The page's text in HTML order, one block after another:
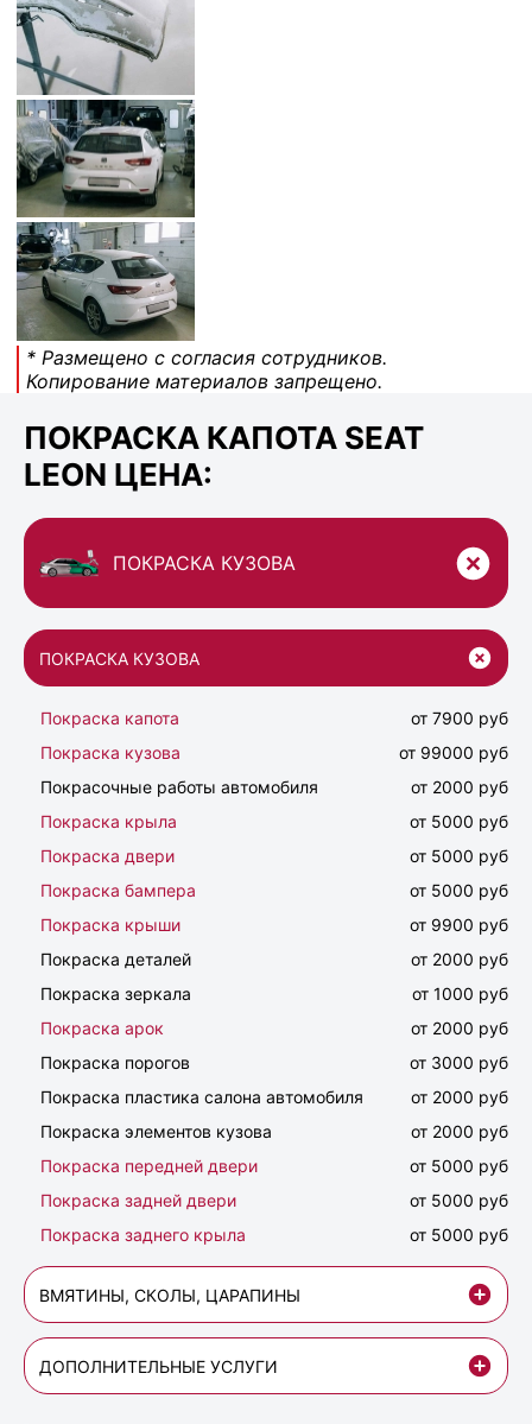
* Размещено с согласия сотрудников.
Копирование материалов запрещено.
ПОКРАСКА КАПОТА SEAT
LEON ЦЕНА:
ПОКРАСКА КУЗОВА
ПОКРАСКА КУЗОВА
Покраска капота
от 7900 руб
Покраска кузова
от 99000 руб
Покрасочные работы автомобиля
от 2000 руб
Покраска крыла
от 5000 руб
Покраска двери
от 5000 руб
Покраска бампера
от 5000 руб
Покраска крыши
от 9900 руб
Покраска деталей
от 2000 руб
Покраска зеркала
от 1000 руб
Покраска арок
от 2000 руб
Покраска порогов
от 3000 руб
Покраска пластика салона автомобиля
от 2000 руб
Покраска элементов кузова
от 2000 руб
Покраска передней двери
от 5000 руб
Покраска задней двери
от 5000 руб
Покраска заднего крыла
от 5000 руб
ВМЯТИНЫ, СКОЛЫ, ЦАРАПИНЫ
ДОПОЛНИТЕЛЬНЫЕ УСЛУГИ